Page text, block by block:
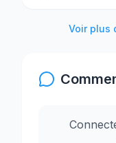
Voir plus